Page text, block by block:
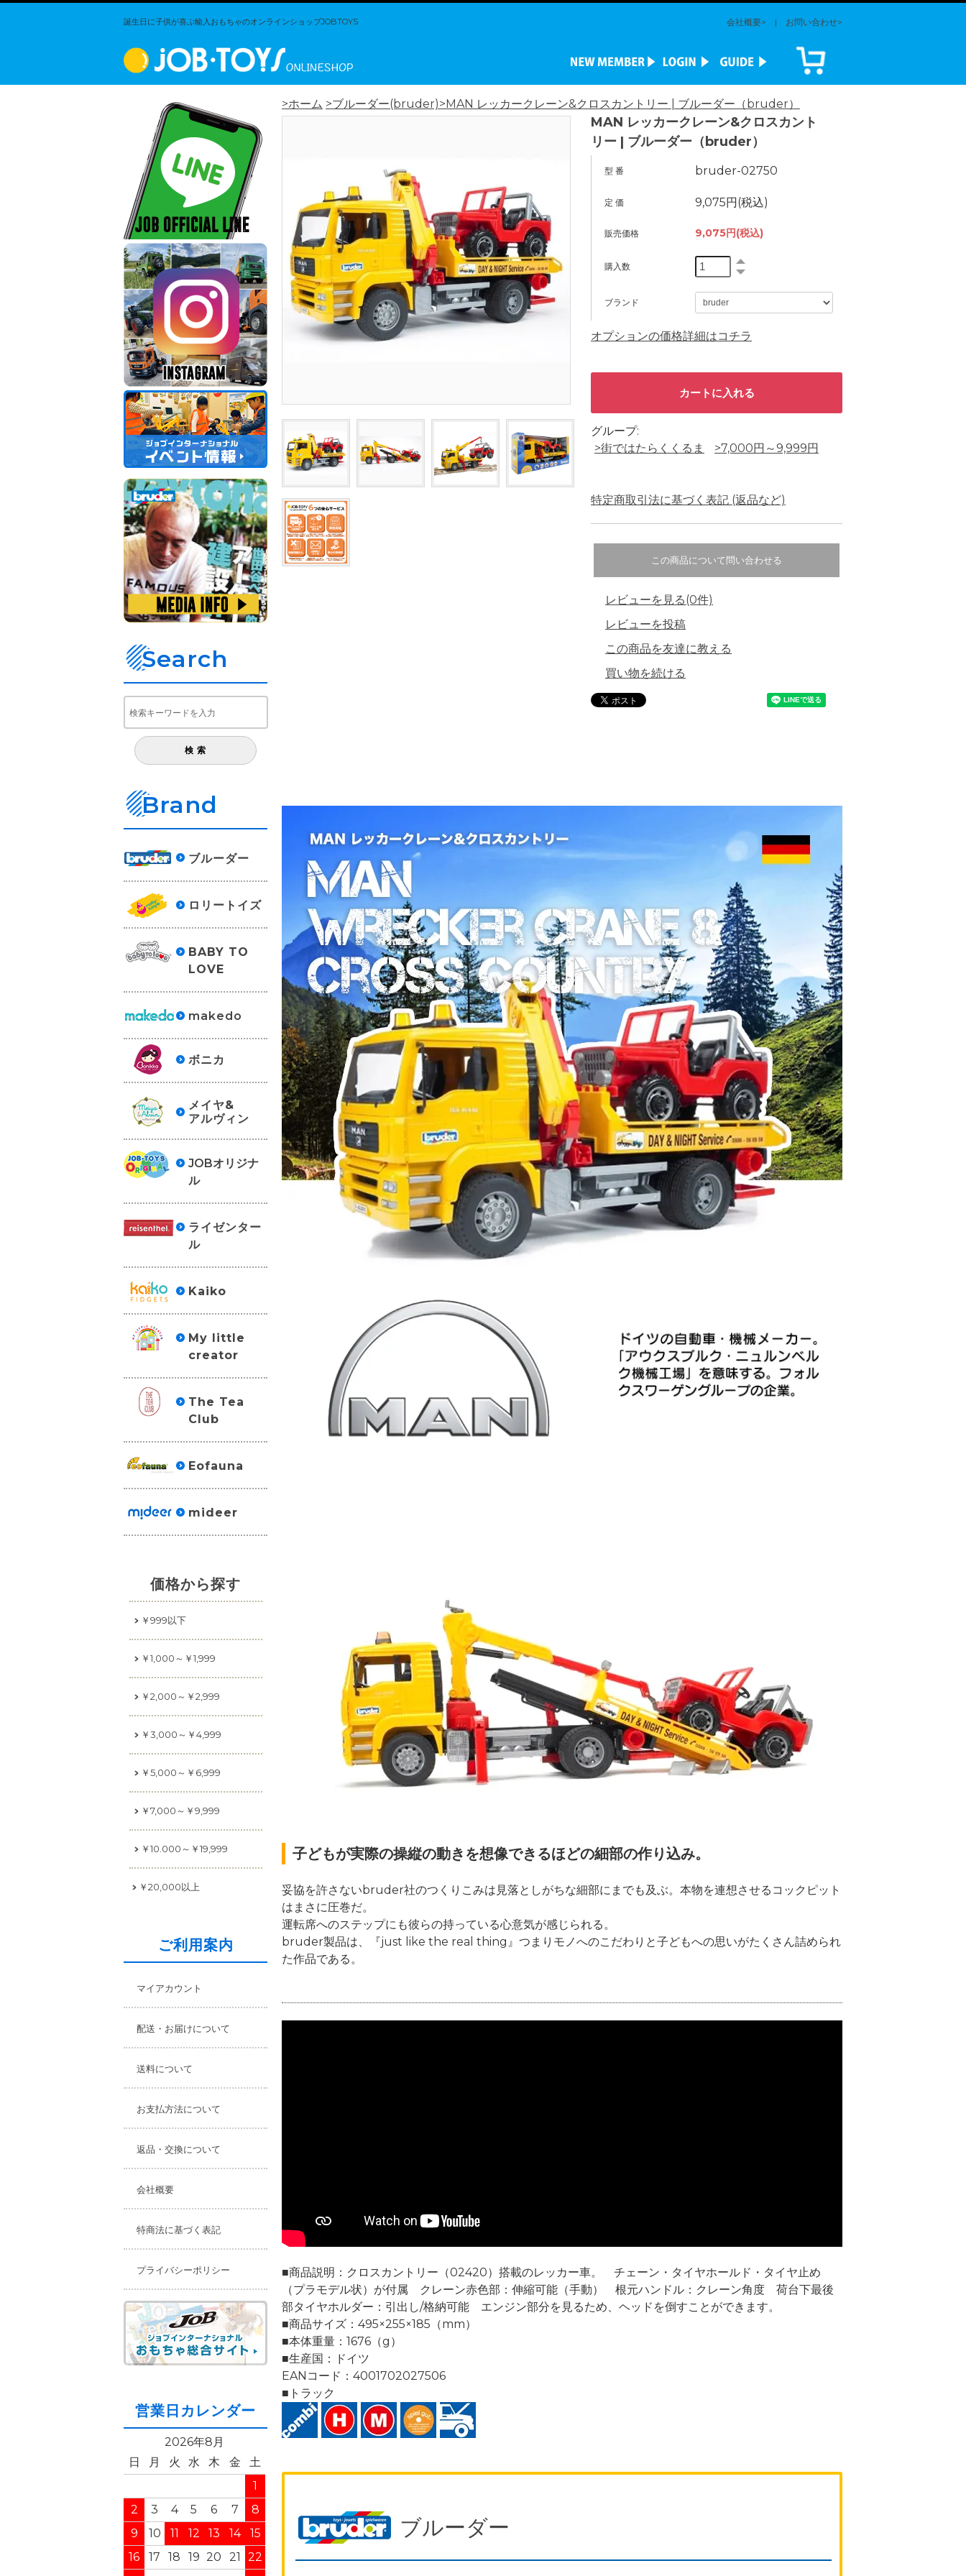
誕生日に子供が喜ぶ輸入おもちゃのオンラインショップJOBTOYS 会社概要> | お問い合わせ>
Search
Brand
ブルーダー
ロリートイズ
BABY TO
LOVE
makedo
ボニカ
メイヤ&
アルヴィン
JOBオリジナ
ル
ライゼンター
ル
Kaiko
My little
creator
The Tea
Club
Eofauna
mideer
価格から探す
￥999以下
￥1,000～￥1,999
￥2,000～￥2,999
￥3,000～￥4,999
￥5,000～￥6,999
￥7,000～￥9,999
￥10.000～￥19,999
￥20,000以上
ご利用案内
マイアカウント
配送・お届けについて
送料について
お支払方法について
返品・交換について
会社概要
特商法に基づく表記
プライバシーポリシー
営業日カレンダー
2026年8月
日
月 火 水 木 金
土
1
2
3 4 5 6 7
8
9
10 11 12 13 14
15
16
17 18 19 20 21
22
>ホーム >ブルーダー(bruder)>MAN レッカークレーン&クロスカントリー | ブルーダー（bruder）
MAN レッカークレーン&クロスカント
リー | ブルーダー（bruder）
型 番 bruder-02750
定 価 9,075円(税込)
販売価格 9,075円(税込)
購入数
ブランド
オプションの価格詳細はコチラ
グループ:
>街ではたらくくるま
>7,000円～9,999円
特定商取引法に基づく表記 (返品など)
この商品について問い合わせる
レビューを見る(0件)
レビューを投稿
この商品を友達に教える
買い物を続ける
子どもが実際の操縦の動きを想像できるほどの細部の作り込み。
妥協を許さないbruder社のつくりこみは見落としがちな細部にまでも及ぶ。本物を連想させるコックピット
はまさに圧巻だ。
運転席へのステップにも彼らの持っている心意気が感じられる。
bruder製品は、『just like the real thing』つまりモノへのこだわりと子どもへの思いがたくさん詰められ
た作品である。
■商品説明：クロスカントリー（02420）搭載のレッカー車。 チェーン・タイヤホールド・タイヤ止め
（プラモデル状）が付属 クレーン赤色部：伸縮可能（手動） 根元ハンドル：クレーン角度 荷台下最後
部タイヤホルダー：引出し/格納可能 エンジン部分を見るため、ヘッドを倒すことができます。
■商品サイズ：495×255×185（mm）
■本体重量：1676（g）
■生産国：ドイツ
EANコード：4001702027506
■トラック
ブルーダー